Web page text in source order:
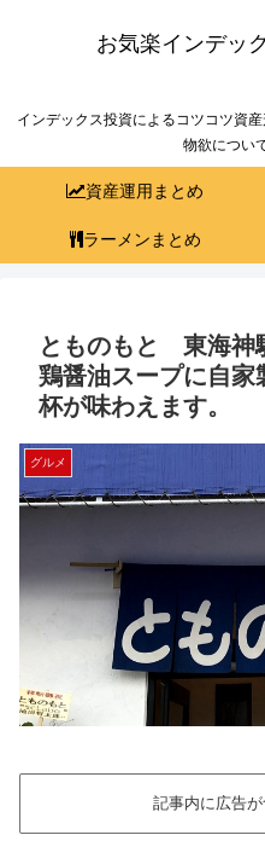
お気楽インデッ
インデックス投資によるコツコツ資
物欲につい
資産運用まとめ
ラーメンまとめ
とものもと 東海神
鶏醤油スープに自家
杯が味わえます。
グルメ
記事内に広告が